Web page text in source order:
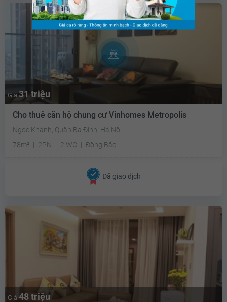
Giá 31 triệu
Cho thuê căn hộ chung cư Vinhomes Metropolis
Ngọc Khánh, Quận Ba Đình, Hà Nội
78m²
2PN 2 WC Đông Bắc
Đã giao dịch
Giá 48 triệu